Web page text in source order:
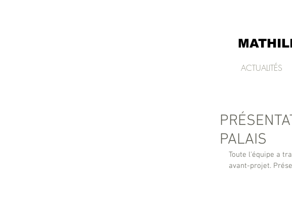
ACTUALITÉS
PALAIS
Toute l'équipe a
avant-projet.